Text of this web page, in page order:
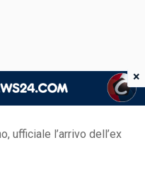
ufficiale l’arrivo dell’ex
×